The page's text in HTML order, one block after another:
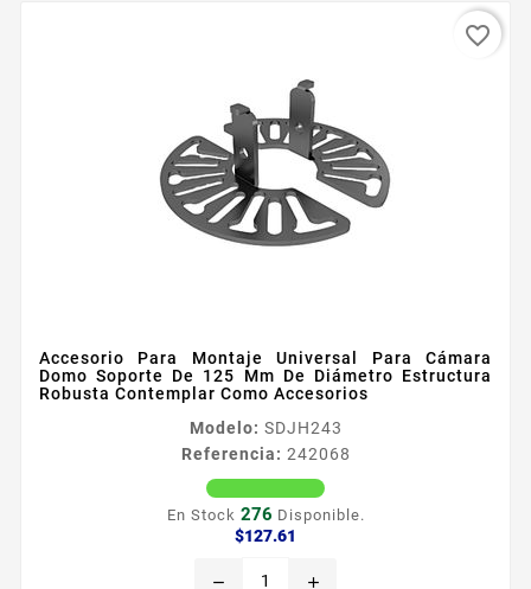
Accesorio Para Montaje Universal Para Cámara
Domo Soporte De 125 Mm De Diámetro Estructura
Robusta Contemplar Como Accesorios
Modelo: SDJH243
Referencia: 242068
En Stock 276 Disponible.
$127.61
remove add
favorite_border